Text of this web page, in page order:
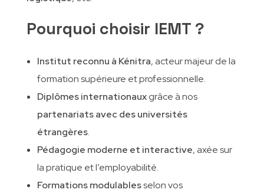
Pourquoi choisir IEMT ?
Institut reconnu à Kénitra, acteur majeur de la
formation supérieure et professionnelle.
Diplômes internationauxgrâce à nos
partenariats avec des universités
étrangères.
Pédagogie moderne et interactive, axée sur
la pratique et l’employabilité.
Formations modulablesselon vos